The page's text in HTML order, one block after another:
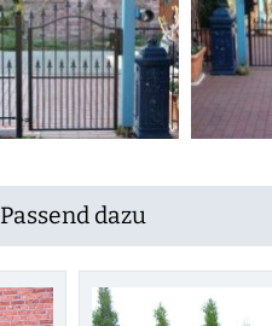
Passend dazu